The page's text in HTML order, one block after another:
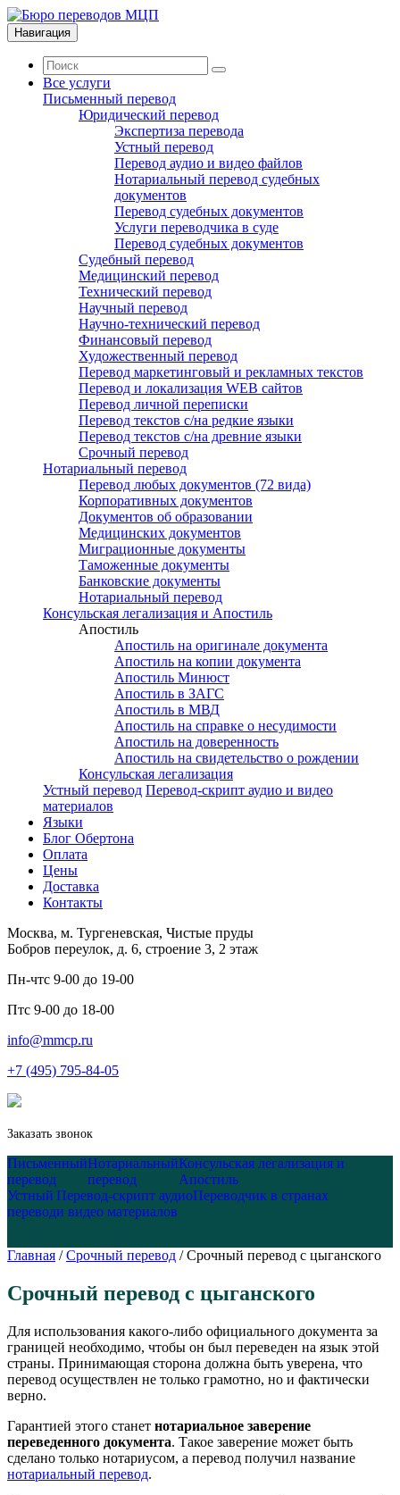
Навигация
Все услуги
Письменный перевод
Юридический перевод
Экспертиза перевода
Устный перевод
Перевод аудио и видео файлов
Нотариальный перевод судебных
документов
Перевод судебных документов
Услуги переводчика в суде
Перевод судебных документов
Судебный перевод
Медицинский перевод
Технический перевод
Научный перевод
Научно-технический перевод
Финансовый перевод
Художественный перевод
Перевод маркетинговый и рекламных текстов
Перевод и локализация WEB сайтов
Перевод личной переписки
Перевод текстов с/на редкие языки
Перевод текстов с/на древние языки
Срочный перевод
Нотариальный перевод
Перевод любых документов (72 вида)
Корпоративных документов
Документов об образовании
Медицинских документов
Миграционные документы
Таможенные документы
Банковские документы
Нотариальный перевод
Консульская легализация и Апостиль
Апостиль
Апостиль на оригинале документа
Апостиль на копии документа
Апостиль Минюст
Апостиль в ЗАГС
Апостиль в МВД
Апостиль на справке о несудимости
Апостиль на доверенность
Апостиль на свидетельство о рождении
Консульская легализация
Устный перевод Перевод-скрипт аудио и видео
материалов
Языки
Блог Обертона
Оплата
Цены
Доставка
Контакты
Москва, м. Тургеневская, Чистые пруды
Бобров переулок, д. 6, строение 3, 2 этаж
Пн-чтс 9-00 до 19-00
Птс 9-00 до 18-00
info@mmcp.ru
+7 (495) 795-84-05
Заказать звонок
Письменный
перевод
Нотариальный
перевод
Консульская легализация и
Апостиль
Устный
перевод
Перевод-скрипт аудио
и видео материалов
Переводчик в странах
Главная / Срочный перевод / Срочный перевод с цыганского
Срочный перевод с цыганского
Для использования какого-либо официального документа за
границей необходимо, чтобы он был переведен на язык этой
страны. Принимающая сторона должна быть уверена, что
перевод осуществлен не только грамотно, но и фактически
верно.
Гарантией этого станет нотариальное заверение
переведенного документа. Такое заверение может быть
сделано только нотариусом, а перевод получил название
нотариальный перевод.